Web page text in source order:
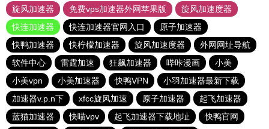
旋风加速器
免费vps加速器外网苹果版
旋风加速度器
快连加速器
快连加速器官网入口
原子加速器
快鸭加速器
快柠檬加速器 旋风加速度器
外网网址导航
软件中心
雷霆加速 狂飙加速器 哔咔漫画
小美
小美vpn
小美加速器 快鸭VPN
小羽加速器最新下载
加速器v.p.n下
xfcc旋风加速 原子加速器
起飞加速器
蓝猫加速器
快喵vpv 起飞加速器下载地址
快鸭官网